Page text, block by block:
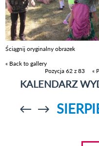
Ściągnij oryginalny obrazek
« Back to gallery
Pozycja 62 z 83
«
KALENDARZ
Przejdź doPrzejdź do